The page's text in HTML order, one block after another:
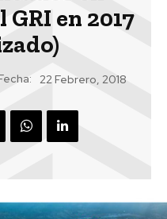
en 2017
22 Febrero, 2018